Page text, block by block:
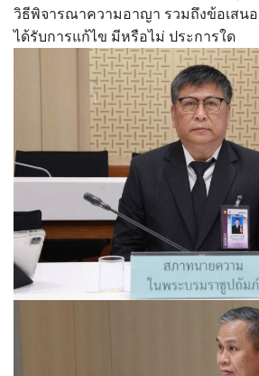
วิธีพิจารณาความอาญา รวมถึงข้อเสน
ได้รับการแก้ไข มีหรือไม่ ประการใด